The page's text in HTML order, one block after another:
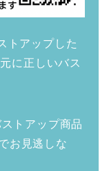
トアップした
に正しいバス
トアップ商品
お見逃しな